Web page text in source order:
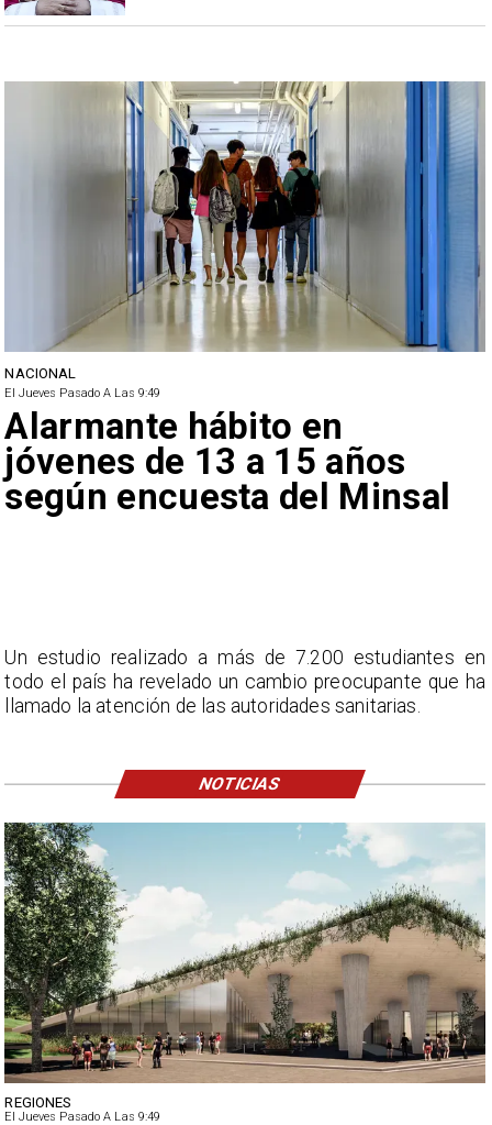
DEPORTES
El Jueves Pasado A Las 9:49
NACIONAL
El Jueves Pasado A Las 9:49
Alarmante hábito en
jóvenes de 13 a 15 años
según encuesta del Minsal
Un estudio realizado a más de 7.200 estudiantes en
todo el país ha revelado un cambio preocupante que ha
llamado la atención de las autoridades sanitarias.
NOTICIAS